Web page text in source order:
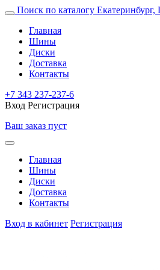
Поиск по каталогу Екатеринбург,
Главная
Шины
Диски
Доставка
Контакты
+7 343 237-237-6
Вход Регистрация
Ваш заказ пуст
Главная
Шины
Диски
Доставка
Контакты
Вход в кабинет Регистрация